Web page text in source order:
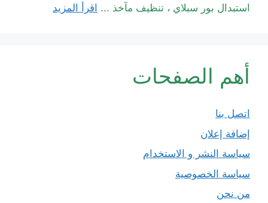
استبدال بور سبلاي ، تنظيف مآخذ ... اقرأ المزيد
أهم الصفحات
اتصل بنا
إضافة إعلان
سياسة النشر و الاستخدام
سياسة الخصوصية
من نحن